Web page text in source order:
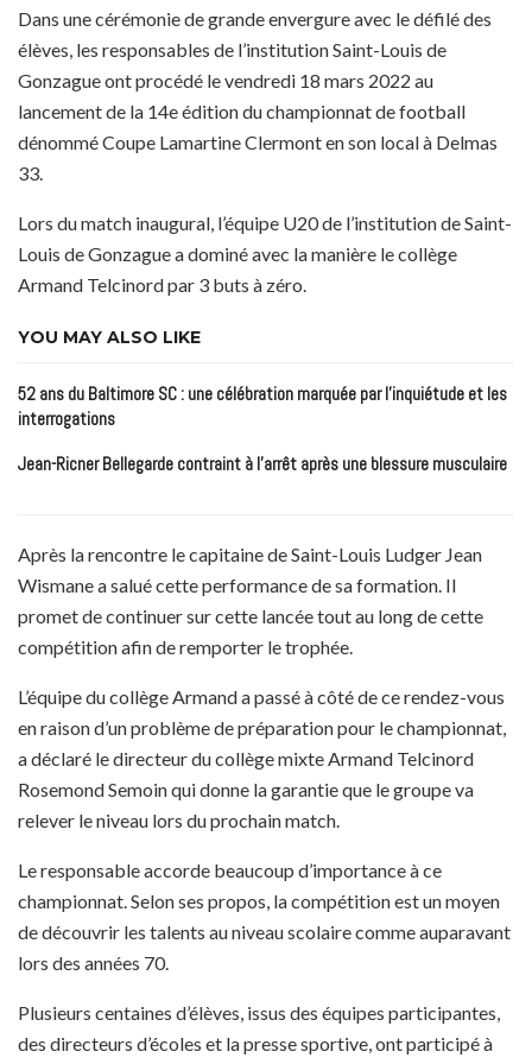
Dans une cérémonie de grande envergure avec le défilé des
élèves, les responsables de l’institution Saint-Louis de
Gonzague ont procédé le vendredi 18 mars 2022 au
lancement de la 14e édition du championnat de football
dénommé Coupe Lamartine Clermont en son local à Delmas
33.
Lors du match inaugural, l’équipe U20 de l’institution de Saint-
Louis de Gonzague a dominé avec la manière le collège
Armand Telcinord par 3 buts à zéro.
YOU MAY ALSO LIKE
52 ans du Baltimore SC : une célébration marquée par l’inquiétude et les
interrogations
Jean-Ricner Bellegarde contraint à l’arrêt après une blessure musculaire
Après la rencontre le capitaine de Saint-Louis Ludger Jean
Wismane a salué cette performance de sa formation. Il
promet de continuer sur cette lancée tout au long de cette
compétition afin de remporter le trophée.
L’équipe du collège Armand a passé à côté de ce rendez-vous
en raison d’un problème de préparation pour le championnat,
a déclaré le directeur du collège mixte Armand Telcinord
Rosemond Semoin qui donne la garantie que le groupe va
relever le niveau lors du prochain match.
Le responsable accorde beaucoup d’importance à ce
championnat. Selon ses propos, la compétition est un moyen
de découvrir les talents au niveau scolaire comme auparavant
lors des années 70.
Plusieurs centaines d’élèves, issus des équipes participantes,
des directeurs d’écoles et la presse sportive, ont participé à